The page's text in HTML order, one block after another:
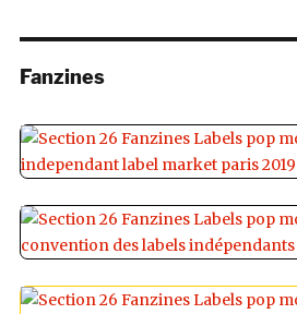
Fanzines